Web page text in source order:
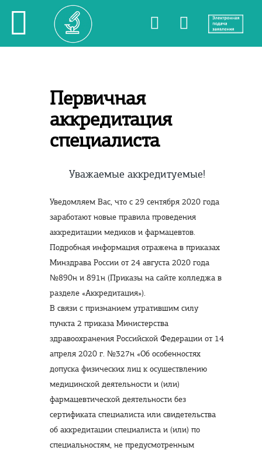
Первичная
аккредитация
специалиста
Уважаемые аккредитуемые!
Уведомляем Вас, что с 29 сентября 2020 года
заработают новые правила проведения
аккредитации медиков и фармацевтов.
Подробная информация отражена в приказах
Минздрава России от 24 августа 2020 года
№890н и 891н (Приказы на сайте колледжа в
разделе «Аккредитация»).
В связи с признанием утратившим силу
пункта 2 приказа Министерства
здравоохранения Российской Федерации от 14
апреля 2020 г. №327н «Об особенностях
допуска физических лиц к осуществлению
медицинской деятельности и (или)
фармацевтической деятельности без
сертификата специалиста или свидетельства
об аккредитации специалиста и (или) по
специальностям, не предусмотренным